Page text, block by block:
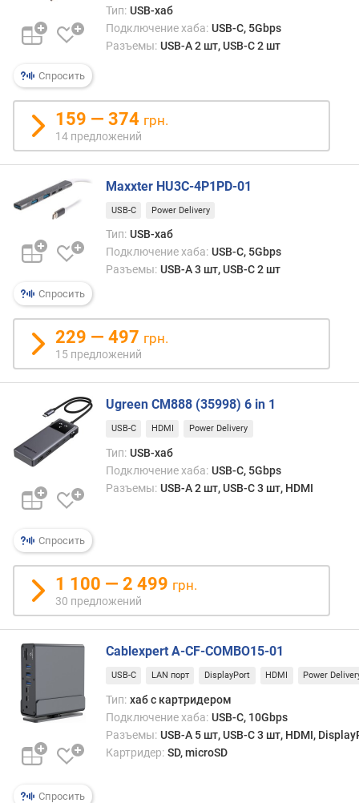
i
s
l
a
y
P
п
д
к
ю
ч
а
е
м
о
и
о
р
в
л
н
а
е
л
я
(
м
Спросить
Тип: USB-хаб
Подключение хаба: USB-C, 5Gbps
Разъемы: USB-A 2 шт, USB-C 2 шт
159 — 374 грн.
14 предложений
Спросить
Maxxter HU3C-4P1PD-01
USB-C Power Delivery
Тип: USB-хаб
Подключение хаба: USB-C, 5Gbps
Разъемы: USB-A 3 шт, USB-C 2 шт
229 — 497 грн.
15 предложений
Спросить
Ugreen CM888 (35998) 6 in 1
USB-C HDMI Power Delivery
Тип: USB-хаб
Подключение хаба: USB-C, 5Gbps
Разъемы: USB-A 2 шт, USB-C 3 шт, HDMI
1 100 — 2 499 грн.
30 предложений
Спросить
Cablexpert A-CF-COMBO15-01
USB-C LAN порт DisplayPort HDMI Power
Тип: хаб с картридером
Подключение хаба: USB-C, 10Gbps
Разъемы: USB-A 5 шт, USB-C 3 шт, HDMI,
Картридер: SD, microSD